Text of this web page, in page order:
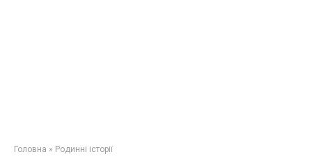
Головна » Родинні історії